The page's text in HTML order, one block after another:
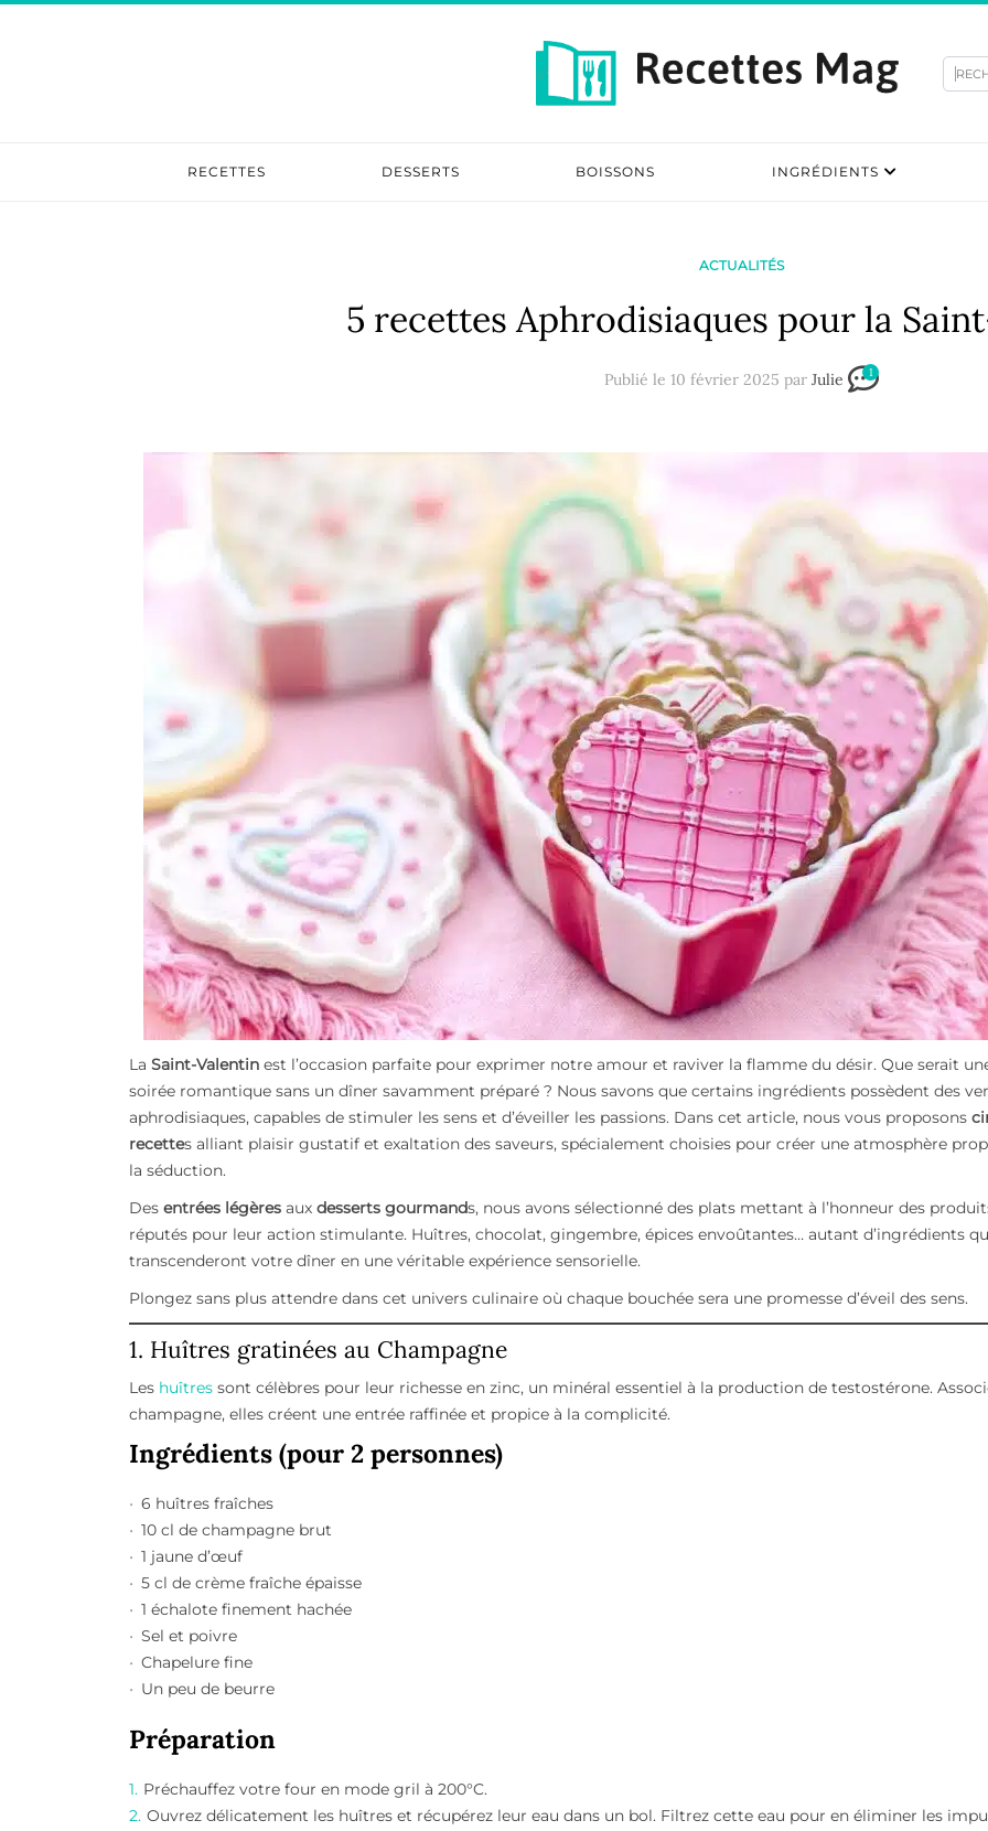
RECETTES DESSERTS BOISSONS INGRÉDIENTS
ACTUALITÉS
5 recettes Aphrodisiaques pour la
Publié le 10 février 2025 par Julie 1
La Saint-Valentin est l’occasion parfaite pour exprimer notre amour et raviver la flamme du désir. Que serait
soirée romantique sans un dîner savamment préparé ? Nous savons que certains ingrédients possèdent des
aphrodisiaques, capables de stimuler les sens et d’éveiller les passions. Dans cet article, nous vous proposons
recettes alliant plaisir gustatif et exaltation des saveurs, spécialement choisies pour créer une atmosphère
la séduction.
Des entrées légères aux desserts gourmands, nous avons sélectionné des plats mettant à l’honneur des
réputés pour leur action stimulante. Huîtres, chocolat, gingembre, épices envoûtantes… autant d’ingrédients
transcenderont votre dîner en une véritable expérience sensorielle.
Plongez sans plus attendre dans cet univers culinaire où chaque bouchée sera une promesse d’éveil des sens.
1. Huîtres gratinées au Champagne
Les huîtres sont célèbres pour leur richesse en zinc, un minéral essentiel à la production de testostérone.
champagne, elles créent une entrée raffinée et propice à la complicité.
Ingrédients (pour 2 personnes)
6 huîtres fraîches
10 cl de champagne brut
1 jaune d’œuf
5 cl de crème fraîche épaisse
1 échalote finement hachée
Sel et poivre
Chapelure fine
Un peu de beurre
Préparation
Préchauffez votre four en mode gril à 200°C.
Ouvrez délicatement les huîtres et récupérez leur eau dans un bol. Filtrez cette eau pour en éliminer les